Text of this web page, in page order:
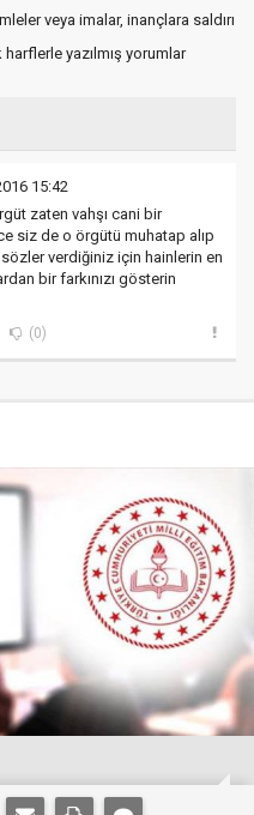
veya imalar, inançlara saldırı
yazılmış yorumlar
15:42
zaten vahşı cani bir
siz de o örgütü muhatap alıp
verdiğiniz için hainlerin en
bir farkınızı gösterin
(0)